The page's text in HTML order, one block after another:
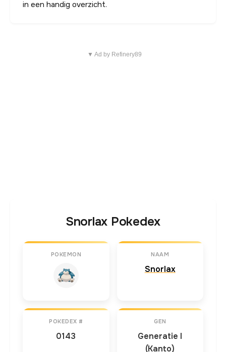
in een handig overzicht.
▼ Ad by Refinery89
Snorlax Pokedex
POKEMON NAAM
Snorlax
POKEDEX #
0143
GEN
Generatie I
(Kanto)